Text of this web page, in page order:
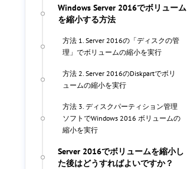
Windows Server 2016でボリューム
を縮小する方法
方法 1. Server 2016の「ディスクの管
理」でボリュームの縮小を実行
方法 2. Server 2016のDiskpartでボリ
ュームの縮小を実行
方法 3. ディスクパーティション管理
ソフトでWindows 2016 ボリュームの
縮小を実行
Server 2016でボリュームを縮小し
た後はどうすればよいですか？